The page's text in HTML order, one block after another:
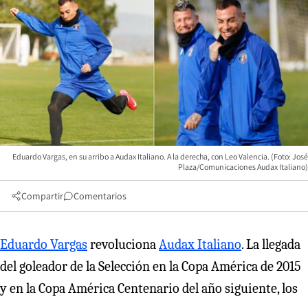
Eduardo Vargas, en su arribo a Audax Italiano. A la derecha, con Leo Valencia. (Foto: José
Plaza/Comunicaciones Audax Italiano)
Compartir Comentarios
Eduardo VargasrevolucionaAudax Italiano. La llegada
del goleador de la Selección en la Copa América de 2015
y en la Copa América Centenario del año siguiente, los